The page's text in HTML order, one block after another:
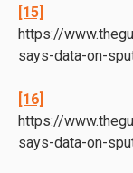
[15]
https://
says-data-on-
[16]
https://
says-data-on-